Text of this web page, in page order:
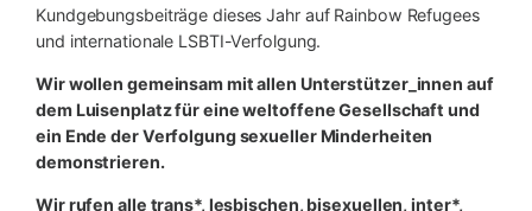
Kundgebungsbeiträge dieses Jahr auf Rainbow Refugees
und internationale LSBTI-Verfolgung.
Wir wollen gemeinsam mit allen Unterstützer_innen auf
dem Luisenplatz für eine weltoffene Gesellschaft und
ein Ende der Verfolgung sexueller Minderheiten
demonstrieren.
Wir rufen alle trans*, lesbischen, bisexuellen, inter*,